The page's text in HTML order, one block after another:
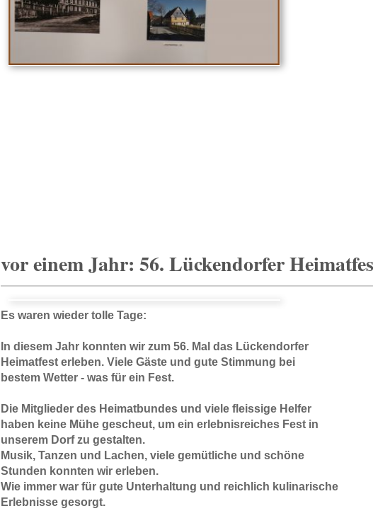
vor einem Jahr: 56. Lückendorfer
Es waren wieder tolle Tage:
In diesem Jahr konnten wir zum 56. Mal das Lückendorfer
Heimatfest erleben. Viele Gäste und gute Stimmung bei
bestem Wetter - was für ein Fest.
Die Mitglieder des Heimatbundes und viele fleissige Helfer
haben keine Mühe gescheut, um ein erlebnisreiches Fest in
unserem Dorf zu gestalten.
Musik, Tanzen und Lachen, viele gemütliche und schöne
Stunden konnten wir erleben.
Wie immer war für gute Unterhaltung und reichlich kulinarische
Erlebnisse gesorgt.